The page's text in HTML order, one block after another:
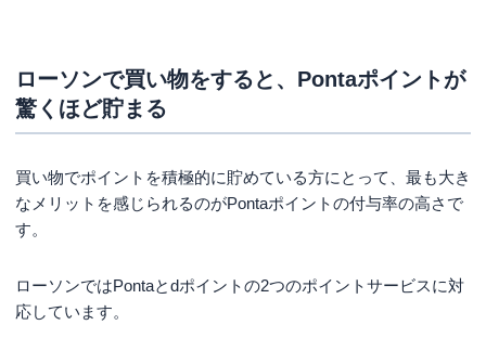
ローソンで買い物をすると、Pontaポイントが
驚くほど貯まる
買い物でポイントを積極的に貯めている方にとって、最も大き
なメリットを感じられるのがPontaポイントの付与率の高さで
す。
ローソンではPontaとdポイントの2つのポイントサービスに対
応しています。